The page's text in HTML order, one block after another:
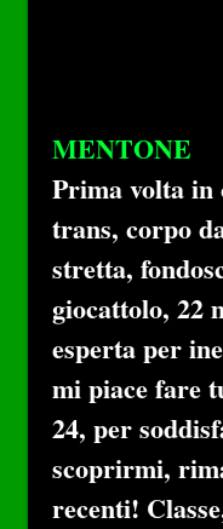
MENTONE
Prima volta
trans, corpo
stretta,
giocattolo, 22
esperta per
mi piace fare
24, per
scoprirmi,
recenti!